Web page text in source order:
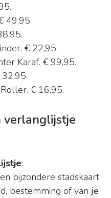
49,95.
€ 22,95.
Karaf. € 99,95.
€ 16,95.
verlanglijstje
:
bijzondere stadskaart
bestemming of van je